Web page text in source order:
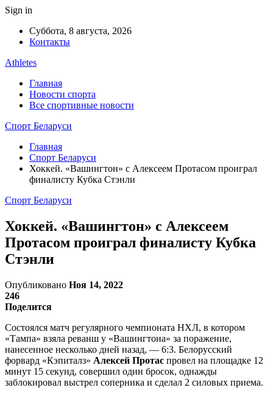
Sign in
Суббота, 8 августа, 2026
Контакты
Athletes
Главная
Новости спорта
Все спортивные новости
Спорт Беларуси
Главная
Спорт Беларуси
Хоккей. «Вашингтон» с Алексеем Протасом проиграл
финалисту Кубка Стэнли
Спорт Беларуси
Хоккей. «Вашингтон» с Алексеем
Протасом проиграл финалисту Кубка
Стэнли
Опубликовано Ноя 14, 2022
246
Поделится
Состоялся матч регулярного чемпионата НХЛ, в котором
«Тампа» взяла реванш у «Вашингтона» за поражение,
нанесенное несколько дней назад, — 6:3. Белорусский
форвард «Кэпиталз» Алексей Протас провел на площадке 12
минут 15 секунд, совершил один бросок, однажды
заблокировал выстрел соперника и сделал 2 силовых приема.